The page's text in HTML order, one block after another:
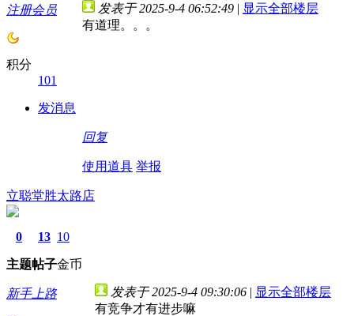
注册会员
积分
101
发消息
发表于 2025-9-4 06:52:49 | 显示全部楼层
有道理。。。
回复
使用道具 举报
立聪堂胜太路店
0
主题
13
帖子
10
金币
新手上路 发表于 2025-9-4 09:30:06 | 显示全部楼层
有竞争才有进步嘛